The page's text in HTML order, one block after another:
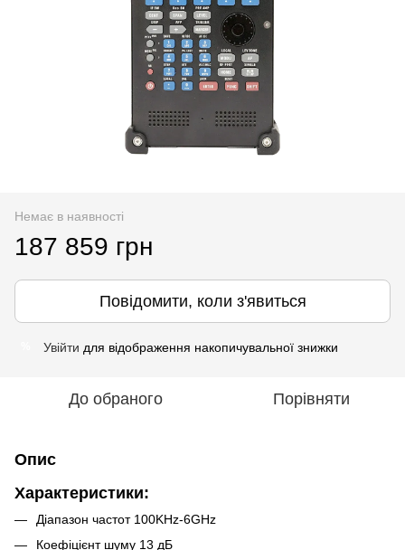
Немає в наявності
187 859 грн
Повідомити, коли з'явиться
Увійти для відображення накопичувальної знижки
До обраного Порівняти
Опис
Характеристики:
Діапазон частот 100KHz-6GHz
Коефіцієнт шуму 13 дБ